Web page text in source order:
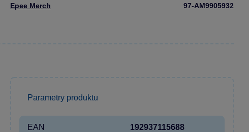
Epee Merch
97-AM9905932
Parametry produktu
EAN 192937115688